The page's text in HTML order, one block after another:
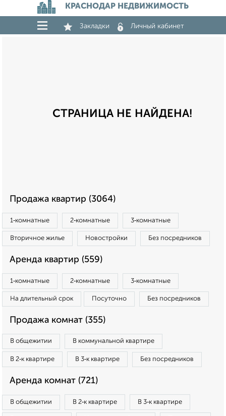
КРАСНОДАР НЕДВИЖИМОСТЬ
Закладки Личный кабинет
СТРАНИЦА НЕ НАЙДЕНА!
Продажа квартир (3064)
1‑комнатные 2‑комнатные 3‑комнатные
Вторичное жилье Новостройки Без посредников
Аренда квартир (559)
1‑комнатные 2‑комнатные 3‑комнатные
На длительный срок Посуточно Без посредников
Продажа комнат (355)
В общежитии В коммунальной квартире
В 2‑к квартире В 3‑к квартире Без посредников
Аренда комнат (721)
В общежитии В 2‑к квартире В 3‑к квартире